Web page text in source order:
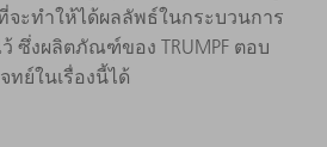
จะทำให้ได้ผลลัพธ์ในกระบวนการ
ซึ่งผลิตภัณฑ์ของ TRUMPF ตอบ
ทย์ในเรื่องนี้ได้